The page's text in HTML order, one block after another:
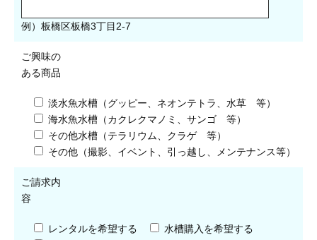
例）板橋区板橋3丁目2-7
ご興味の
ある商品
淡水魚水槽（グッピー、ネオンテトラ、水草 等）
海水魚水槽（カクレクマノミ、サンゴ 等）
その他水槽（テラリウム、クラゲ 等）
その他（撮影、イベント、引っ越し、メンテナンス等）
ご請求内
容
レンタルを希望する
水槽購入を希望する